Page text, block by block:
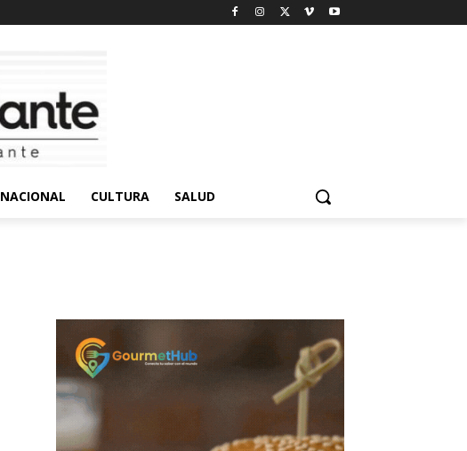
NACIONAL CULTURA SALUD